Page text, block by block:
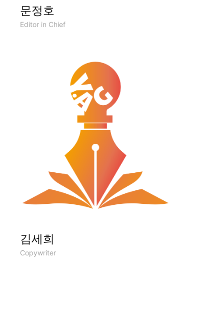
문정호
Editor in Chief
김세희
Copywriter